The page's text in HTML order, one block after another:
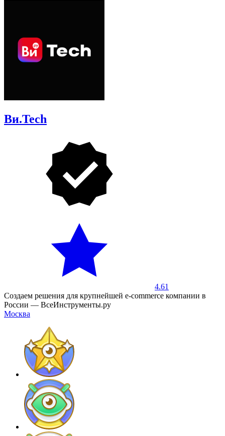
Ви.Tech
4.61
Создаем решения для крупнейшей e-commеrce компании в
России — ВсеИнструменты.ру
Москва